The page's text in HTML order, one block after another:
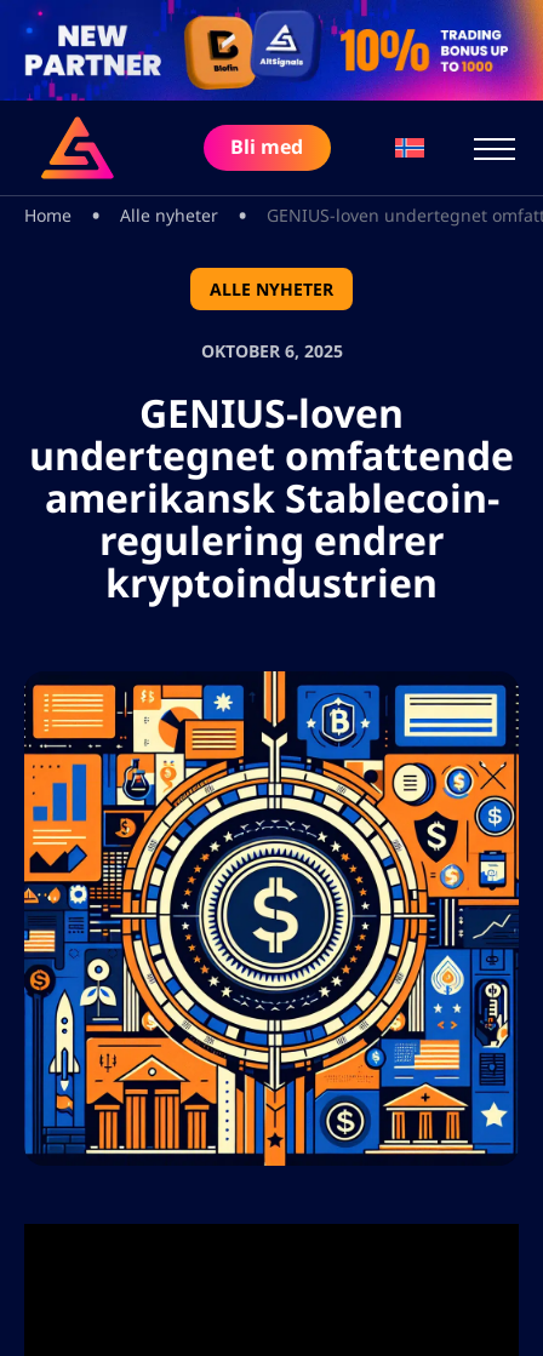
Bli med
Home • Alle nyheter • GENIUS-loven undertegnet
ALLE NYHETER
OKTOBER 6, 2025
GENIUS-loven
undertegnet omfattende
amerikansk Stablecoin-
regulering endrer
kryptoindustrien